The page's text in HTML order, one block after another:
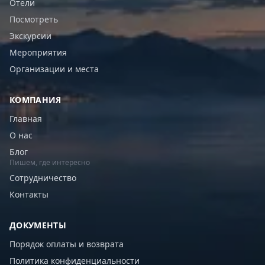
Отели
Посмотреть
Экскурсии
Мероприятия
Организации и места
КОМПАНИЯ
Главная
О нас
Блог
Пишем, где интересно
Сотрудничество
Контакты
ДОКУМЕНТЫ
Порядок оплаты и возврата
Политика конфиденциальности